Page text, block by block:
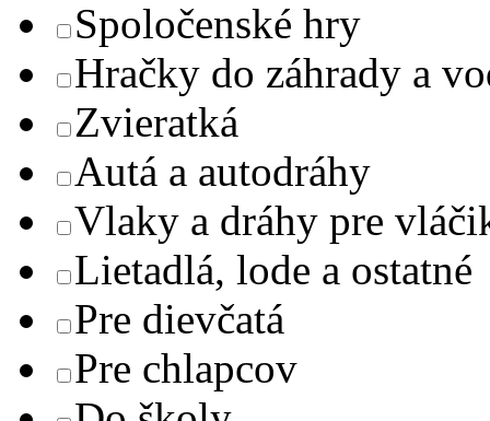
Spoločenské hry
Hračky do záhrady a
Zvieratká
Autá a autodráhy
Vlaky a dráhy pre
Lietadlá, lode a ostatné
Pre dievčatá
Pre chlapcov